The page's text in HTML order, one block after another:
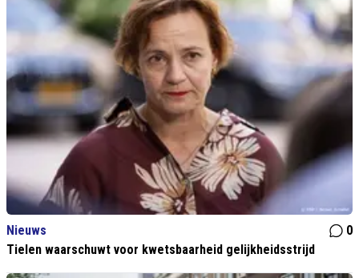
Nieuws
0
Tielen waarschuwt voor kwetsbaarheid gelijkheidsstrijd